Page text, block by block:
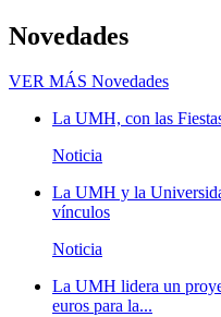
Novedades
VER MÁS Novedades
La UMH, con las
Noticia
La UMH y la
vínculos
Noticia
La UMH lidera un
euros para la...